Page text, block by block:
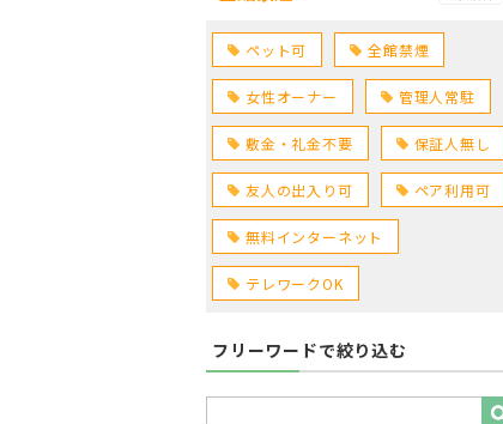
ペット可 全館禁煙
女性オーナー 管理人常駐
敷金・礼金不要 保証人無し
友人の出入り可 ペア利用可
無料インターネット
テレワークOK
フリーワードで絞り込む